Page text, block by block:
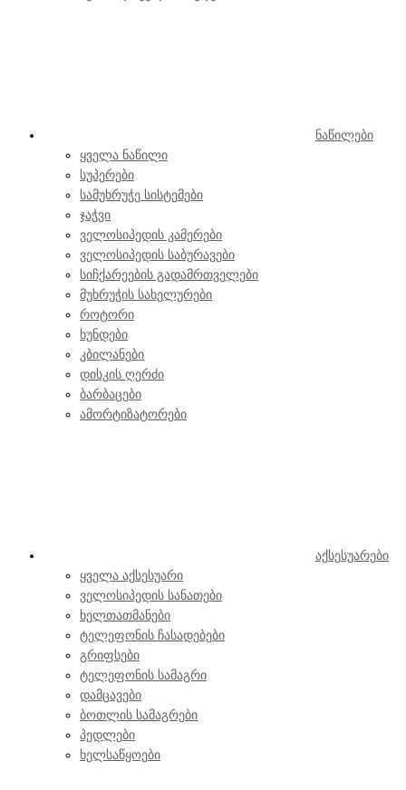
ნაწილები
ყველა ნაწილი
სუპერები
სამუხრუჭე სისტემები
ჯაჭვი
ველოსიპედის კამერები
ველოსიპედის საბურავები
სიჩქარეების გადამრთველები
მუხრუჭის სახელურები
როტორი
ხუნდები
კბილანები
დისკის ღერძი
ბარბაცები
ამორტიზატორები
აქსესუარები
ყველა აქსესუარი
ველოსიპედის სანათები
ხელთათმანები
ტელეფონის ჩასადებები
გრიფსები
ტელეფონის სამაგრი
დამცავები
ბოთლის სამაგრები
პედლები
ხელსაწყოები